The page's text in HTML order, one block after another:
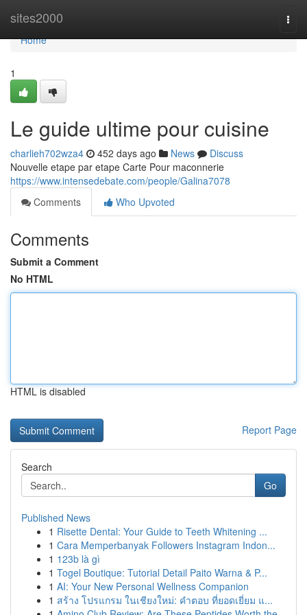
sites2000
Home
Home
1
Le guide ultime pour cuisine
charlieh702wza4 452 days ago News
Discuss
Nouvelle etape par etape Carte Pour maconnerie
https://www.intensedebate.com/people/Galina7078
Comments
Who Upvoted
Comments
Submit a Comment
No HTML
HTML is disabled
Report Page
Search
Go
Published News
1 Risette Dental: Your Guide to Teeth Whitening ...
1 Cara Memperbanyak Followers Instagram Indon...
1 123b là gì
1 Togel Boutique: Tutorial Detail Paito Warna & P...
1 AI: Your New Personal Wellness Companion
1 สร้าง โปรแกรม ในเชียงใหม่: คำตอบ ที่ยอดเยี่ยม แ...